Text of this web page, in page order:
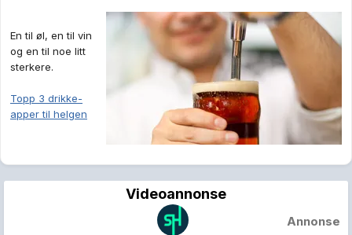
En til øl, en til vin
og en til noe litt
sterkere.
Topp 3 drikke-
apper til helgen
Videoannonse
Annonse